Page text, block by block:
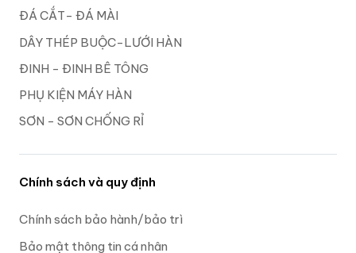
ĐÁ CẮT- ĐÁ MÀI
DÂY THÉP BUỘC-LƯỚI HÀN
ĐINH - ĐINH BÊ TÔNG
PHỤ KIỆN MÁY HÀN
SƠN - SƠN CHỐNG RỈ
Chính sách và quy định
Chính sách bảo hành/bảo trì
Bảo mật thông tin cá nhân